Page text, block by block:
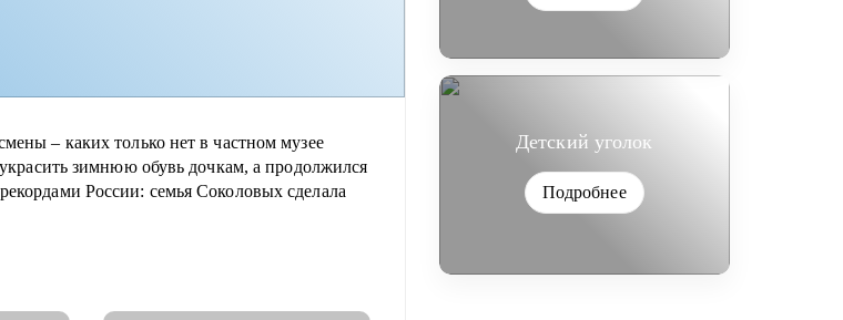
– каких только нет в частном музее
зимнюю обувь дочкам, а продолжился
России: семья Соколовых сделала
Детский уголок
Подробнее